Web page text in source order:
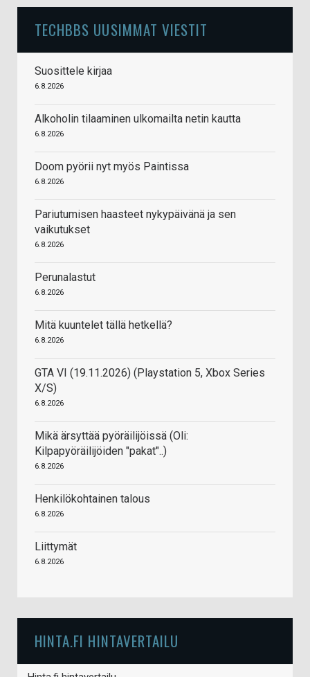
TECHBBS UUSIMMAT VIESTIT
Suosittele kirjaa
6.8.2026
Alkoholin tilaaminen ulkomailta netin kautta
6.8.2026
Doom pyörii nyt myös Paintissa
6.8.2026
Pariutumisen haasteet nykypäivänä ja sen
vaikutukset
6.8.2026
Perunalastut
6.8.2026
Mitä kuuntelet tällä hetkellä?
6.8.2026
GTA VI (19.11.2026) (Playstation 5, Xbox Series
X/S)
6.8.2026
Mikä ärsyttää pyöräilijöissä (Oli:
Kilpapyöräilijöiden "pakat"..)
6.8.2026
Henkilökohtainen talous
6.8.2026
Liittymät
6.8.2026
HINTA.FI HINTAVERTAILU